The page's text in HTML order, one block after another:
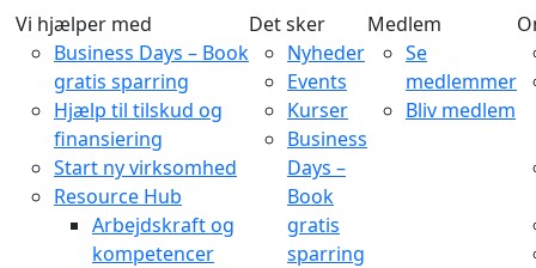
Vi hjælper med
Business Days – Book
gratis sparring
Hjælp til tilskud og
finansiering
Start ny virksomhed
Resource Hub
Arbejdskraft og
kompetencer
Det sker
Nyheder
Events
Kurser
Business
Days –
Book
gratis
sparring
Medlem
Se
medlemmer
Bliv medlem